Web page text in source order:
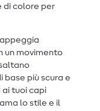
di colore per
un movimento
più scura e
ai tuoi capi
lo stile e il